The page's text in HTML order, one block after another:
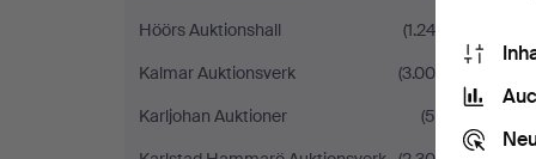
Höörs Auktionshall
(1.243)
Kalmar Auktionsverk
(3.004)
Karljohan Auktioner
(59)